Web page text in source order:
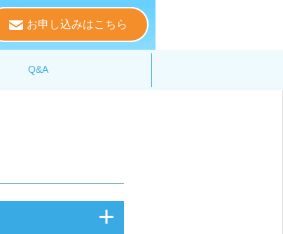
お申し込みはこちら
Q&A